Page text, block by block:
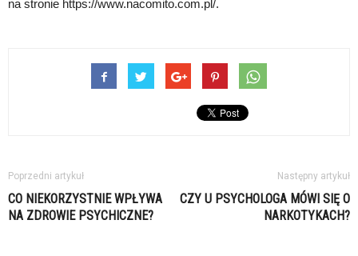
na stronie https://www.nacomito.com.pl/.
Poprzedni artykuł
CO NIEKORZYSTNIE WPŁYWA
NA ZDROWIE PSYCHICZNE?
Następny artykuł
CZY U PSYCHOLOGA MÓWI SIĘ O
NARKOTYKACH?